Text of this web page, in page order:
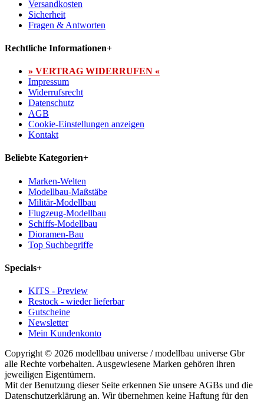
Versandkosten
Sicherheit
Fragen & Antworten
Rechtliche Informationen+
» VERTRAG WIDERRUFEN «
Impressum
Widerrufsrecht
Datenschutz
AGB
Cookie-Einstellungen anzeigen
Kontakt
Beliebte Kategorien+
Marken-Welten
Modellbau-Maßstäbe
Militär-Modellbau
Flugzeug-Modellbau
Schiffs-Modellbau
Dioramen-Bau
Top Suchbegriffe
Specials+
KITS - Preview
Restock - wieder lieferbar
Gutscheine
Newsletter
Mein Kundenkonto
Copyright © 2026 modellbau universe / modellbau universe Gbr
alle Rechte vorbehalten. Ausgewiesene Marken gehören ihren
jeweiligen Eigentümern.
Mit der Benutzung dieser Seite erkennen Sie unsere AGBs und die
Datenschutzerklärung an. Wir übernehmen keine Haftung für den